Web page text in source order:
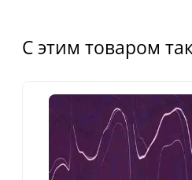
С этим товаром